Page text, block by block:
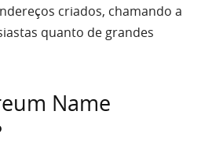
criados, chamando a
quanto de grandes
Name